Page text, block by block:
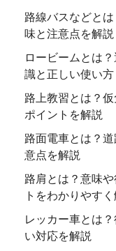
路線バスなどと
味と注意点を解説
ロービームとは
識と正しい使い方
路上教習とは？
ポイントを解説
路面電車とは？
意点を解説
路肩とは？意味
トをわかりやす
レッカー車とは
い対応を解説